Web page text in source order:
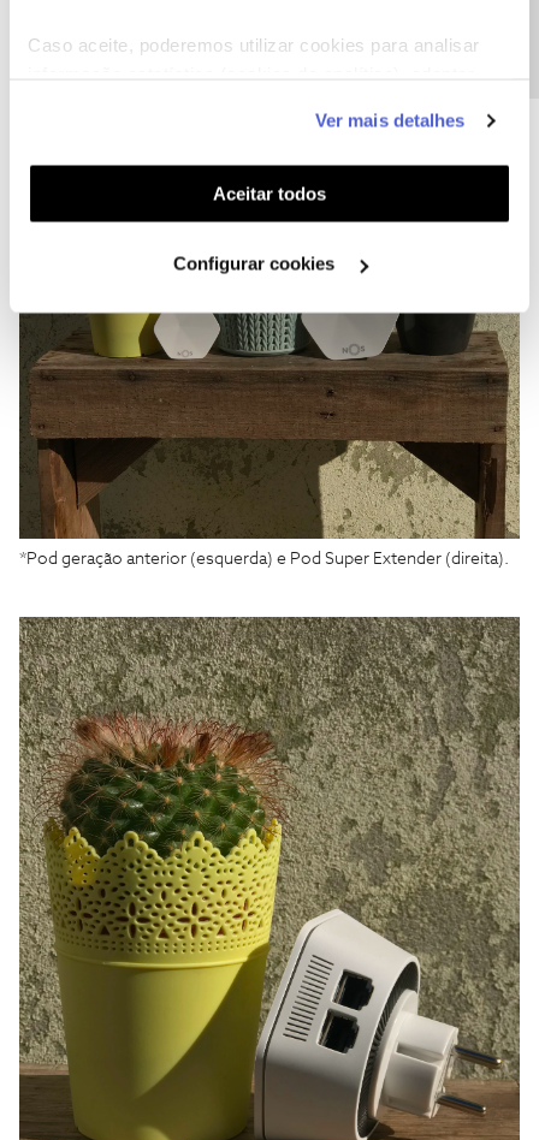
Caso aceite, poderemos utilizar cookies para analisar
funcionalidades (cookies de personalização e
funcionalidade) e adaptar anúncios aos seus interesses
(cookies de publicidade personalizada). Pode gerir a
utilização dos cookies clicando em "Configurar
Ver mais detalhes
Aceitar todos
Configurar cookies
*Pod geração anterior (esquerda) e Pod Super Extender (direita).